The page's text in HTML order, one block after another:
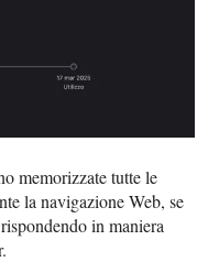
memorizzate tutte le
la navigazione Web, se
in maniera